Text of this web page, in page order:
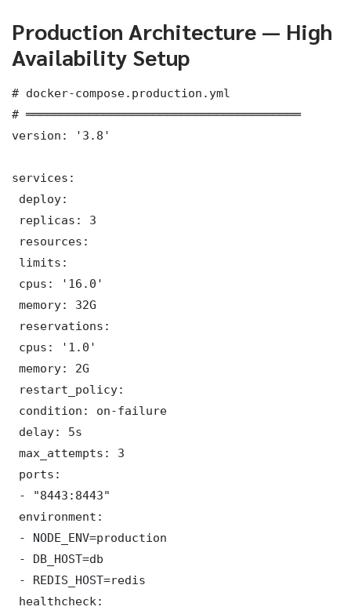
Production Architecture — High
Availability Setup
# docker-compose.production.yml
# ═══════════════════════════════════════
version: '3.8'
services:
deploy:
replicas: 3
resources:
limits:
cpus: '16.0'
memory: 32G
reservations:
cpus: '1.0'
memory: 2G
restart_policy:
condition: on-failure
delay: 5s
max_attempts: 3
ports:
- "8443:8443"
environment:
- NODE_ENV=production
- DB_HOST=db
- REDIS_HOST=redis
healthcheck: